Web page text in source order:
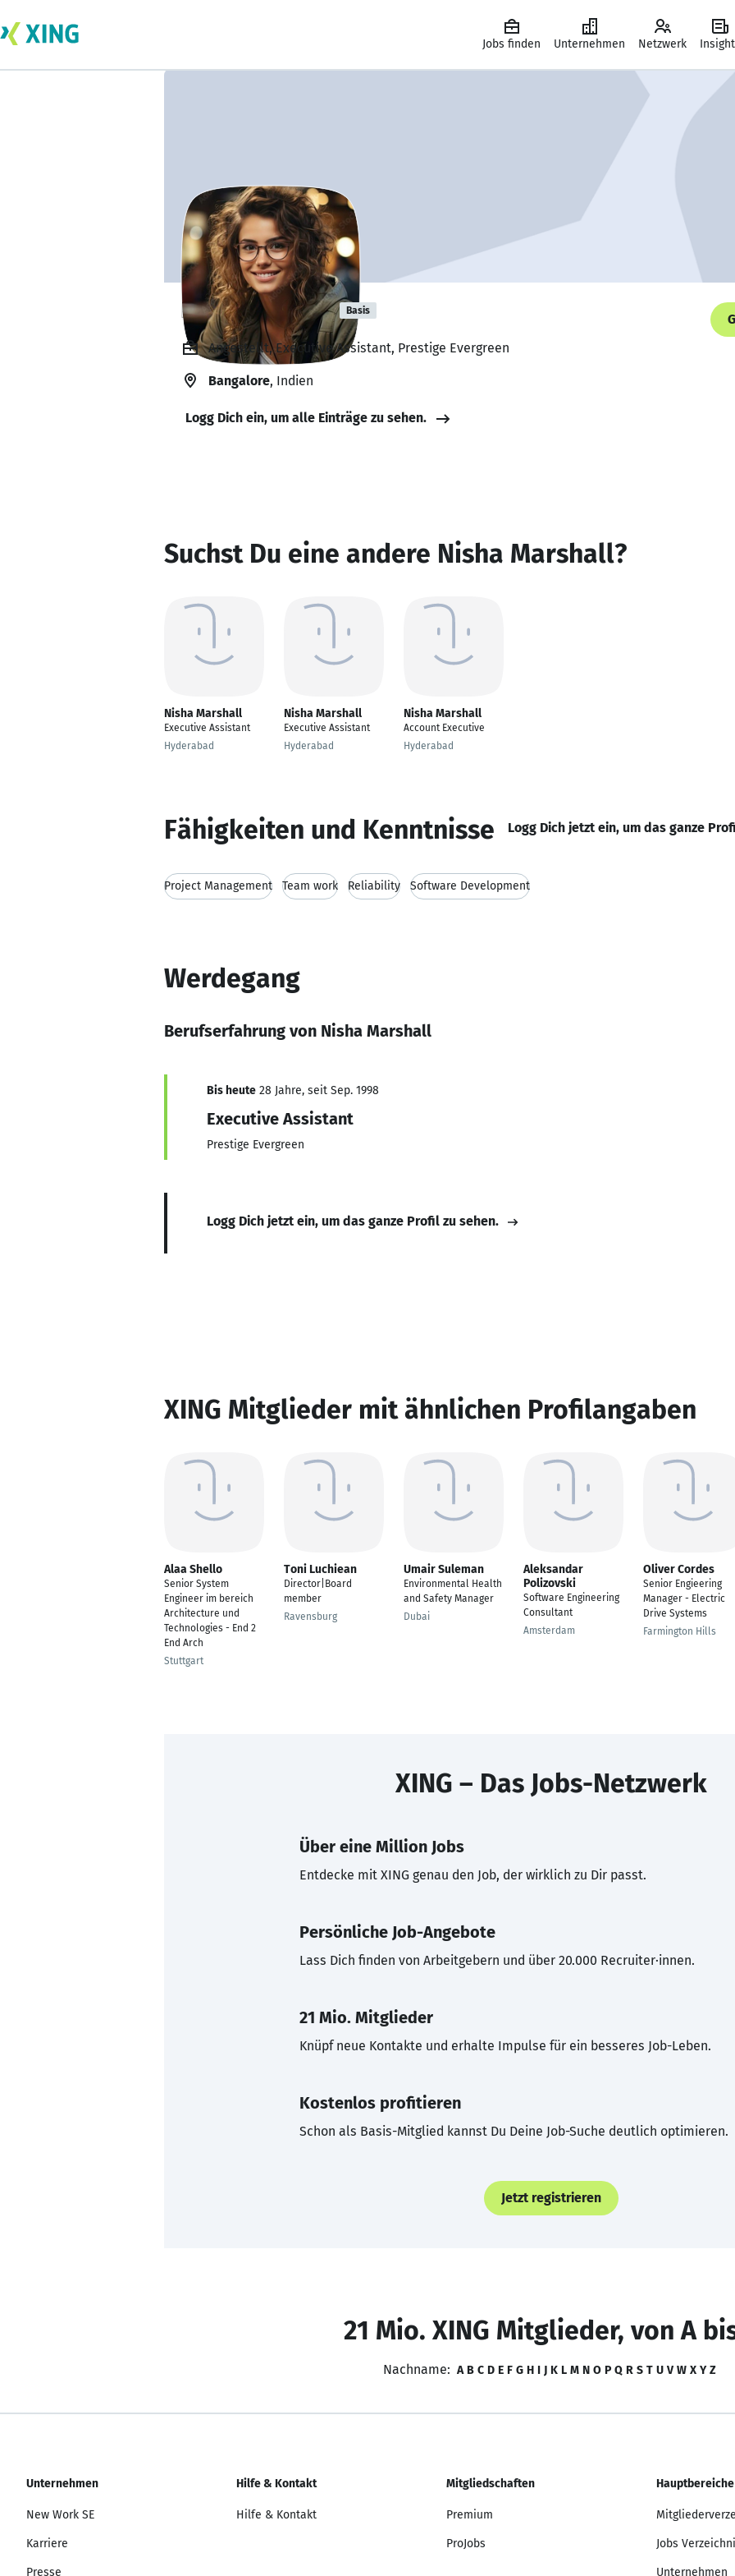
Jobs finden Unternehmen Netzwerk
Nisha Marshall Basis
Angestellt, Executive Assistant, Prestige Evergreen
Bangalore, Indien
Logg Dich ein, um alle Einträge zu sehen.
Suchst Du eine andere Nisha Marshall?
Nisha Marshall
Executive Assistant
Hyderabad
Nisha Marshall
Executive Assistant
Hyderabad
Nisha Marshall
Account Executive
Hyderabad
Fähigkeiten und Kenntnisse Logg Dich jetzt ein, um das ganze
Project Management Team work Reliability Software Development
Werdegang
Berufserfahrung von Nisha Marshall
Bis heute 28 Jahre, seit Sep. 1998
Executive Assistant
Prestige Evergreen
Logg Dich jetzt ein, um das ganze Profil zu sehen.
XING Mitglieder mit ähnlichen Profilangaben
Alaa Shello
Senior System
Engineer im bereich
Architecture und
Technologies - End 2
End Arch
Stuttgart
Toni Luchiean
Director|Board
member
Ravensburg
Umair Suleman
Environmental Health
and Safety Manager
Dubai
Aleksandar
Polizovski
Software Engineering
Consultant
Amsterdam
Oliver Cordes
Senior Engieering
Manager - Electric
Drive Systems
Farmington Hills
XING – Das Jobs-Netzwerk
Über eine Million Jobs
Entdecke mit XING genau den Job, der wirklich zu Dir passt.
Persönliche Job-Angebote
Lass Dich finden von Arbeitgebern und über 20.000 Recruiter·innen.
21 Mio. Mitglieder
Knüpf neue Kontakte und erhalte Impulse für ein besseres Job-Leben.
Kostenlos profitieren
Schon als Basis-Mitglied kannst Du Deine Job-Suche deutlich optimieren.
Jetzt registrieren
21 Mio. XING Mitglieder, von A
Nachname: A B C D E F G H I J K L M N O P Q R S T U V W X Y Z
Unternehmen
New Work SE
Karriere
Presse
Hilfe & Kontakt
Hilfe & Kontakt
Mitgliedschaften
Premium
ProJobs
Hauptbereiche
Jobs
Unternehmen